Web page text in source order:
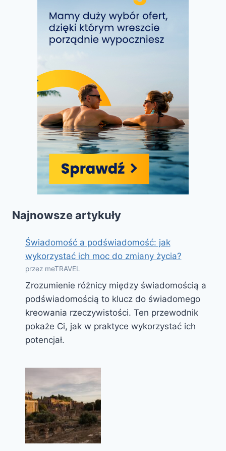
Najnowsze artykuły
Świadomość a podświadomość: jak
wykorzystać ich moc do zmiany życia?
przez meTRAVEL
Zrozumienie różnicy między świadomością a
podświadomością to klucz do świadomego
kreowania rzeczywistości. Ten przewodnik
pokaże Ci, jak w praktyce wykorzystać ich
potencjał.